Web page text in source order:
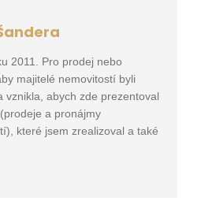
2011. Pro prodej nebo
majitelé nemovitostí byli
vznikla, abych zde prezentoval
a pronájmy
které jsem zrealizoval a také